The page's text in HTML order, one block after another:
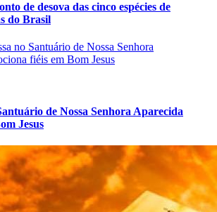
de desova das cinco espécies de
do Brasil
de Nossa Senhora Aparecida
Jesus